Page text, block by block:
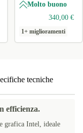
Molto buono
340,00 €
1+ miglioramenti
tecniche
efficienza.
grafica Intel, ideale